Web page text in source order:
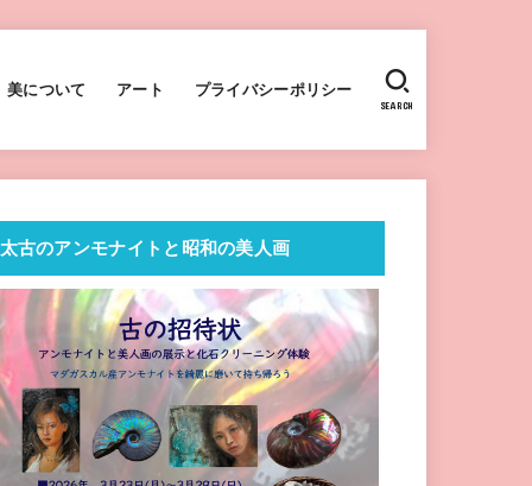
美について アート プライバシーポリシー
SEARCH
太古のアンモナイトと昭和の美人画